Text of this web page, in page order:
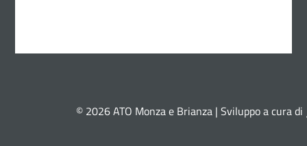
© 2026 ATO Monza e Brianza | Sviluppo a cura di